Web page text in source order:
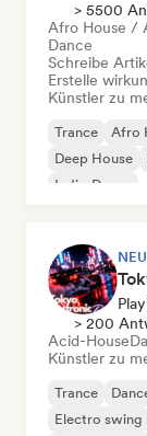
> 5500
Afro House /
Dance
Schreibe
Erstelle
Künstler zu
Trance Afro
Deep House
Indie-Dance
NEU
> 200
Acid-House
Künstler zu
Trance
Electro swing